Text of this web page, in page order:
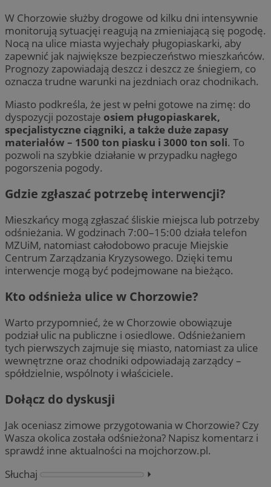
W Chorzowie służby drogowe od kilku dni intensywnie
monitorują sytuacjęi reagują na zmieniającą się pogodę.
Nocą na ulice miasta wyjechały pługopiaskarki, aby
zapewnić jak największe bezpieczeństwo mieszkańców.
Prognozy zapowiadają deszcz i deszcz ze śniegiem, co
oznacza trudne warunki na jezdniach oraz chodnikach.
Miasto podkreśla, że jest w pełni gotowe na zimę: do
dyspozycji pozostaje osiem pługopiaskarek,
specjalistyczne ciągniki, a także duże zapasy
materiałów – 1500 ton piasku i 3000 ton soli. To
pozwoli na szybkie działanie w przypadku nagłego
pogorszenia pogody.
Gdzie zgłaszać potrzebę interwencji?
Mieszkańcy mogą zgłaszać śliskie miejsca lub potrzeby
odśnieżania. W godzinach 7:00–15:00 działa telefon
MZUiM, natomiast całodobowo pracuje Miejskie
Centrum Zarządzania Kryzysowego. Dzięki temu
interwencje mogą być podejmowane na bieżąco.
Kto odśnieża ulice w Chorzowie?
Warto przypomnieć, że w Chorzowie obowiązuje
podział ulic na publiczne i osiedlowe. Odśnieżaniem
tych pierwszych zajmuje się miasto, natomiast za ulice
wewnętrzne oraz chodniki odpowiadają zarządcy –
spółdzielnie, wspólnoty i właściciele.
Dołącz do dyskusji
Jak oceniasz zimowe przygotowania w Chorzowie? Czy
Wasza okolica została odśnieżona? Napisz komentarz i
sprawdź inne aktualności na mojchorzow.pl.
Słuchaj
⏵︎